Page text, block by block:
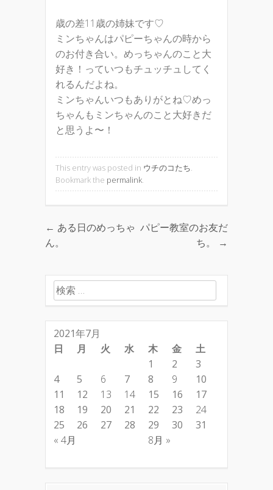
歳の差11歳の姉妹です♡
ミンちゃんはパピーちゃんの時から
のお付き合い。めっちゃんのこと大
好き！っていつもチュッチュしてく
れるんだよね。
ミンちゃんいつもありがとね♡めっ
ちゃんもミンちゃんのこと大好きだ
と思うよ〜！
This entry was posted in ウチのコたち.
Bookmark the permalink.
Post navigation
← ある日のめっちゃ
ん。
パピー教室のお友だ
ち。
→
検索:
2021年7月
日
月 火 水 木 金 土
« 4月 8月 »
1 2
3
4
5 6 7 8 9
10
11
12 13 14 15 16
17
18
19 20 21 22 23
24
25
26 27 28 29 30 31